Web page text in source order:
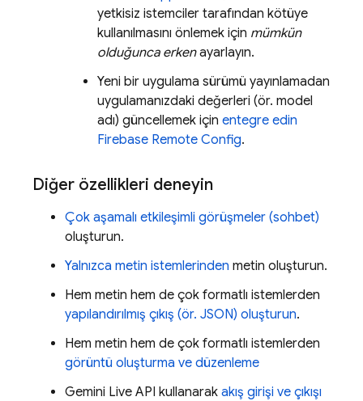
yetkisiz istemciler tarafından kötüye
kullanılmasını önlemek için mümkün
olduğunca erkenayarlayın.
Yeni bir uygulama sürümü yayınlamadan
uygulamanızdaki değerleri (ör. model
adı) güncellemek için entegre edin
Firebase Remote Config.
Diğer özellikleri deneyin
Çok aşamalı etkileşimli görüşmeler (sohbet)
oluşturun.
Yalnızca metin istemlerinden metin oluşturun.
Hem metin hem de çok formatlı istemlerden
yapılandırılmış çıkış (ör. JSON) oluşturun.
Hem metin hem de çok formatlı istemlerden
görüntü oluşturma ve düzenleme
Gemini Live API kullanarak akış girişi ve çıkışı